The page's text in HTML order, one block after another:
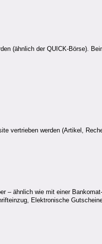
(ähnlich der QUICK-Börse).
vertrieben werden (Artikel,
– ähnlich wie mit einer
Elektronische